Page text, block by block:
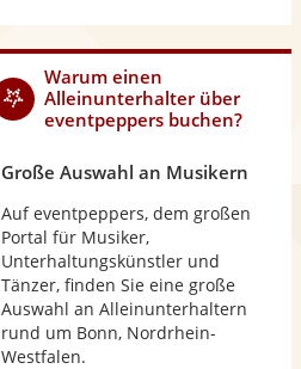
Warum einen
Alleinunterhalterüber
eventpeppers buchen?
Große Auswahl an Musikern
Auf eventpeppers, dem großen
Portal für Musiker,
Unterhaltungskünstler und
Tänzer, finden Sie eine große
Auswahl an Alleinunterhaltern
rund um Bonn, Nordrhein-
Westfalen.